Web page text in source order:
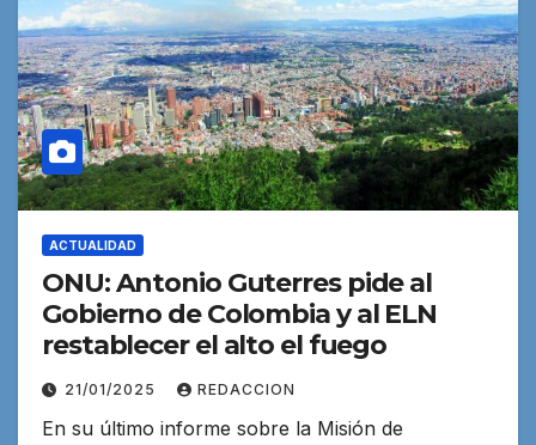
ACTUALIDAD
ONU: Antonio Guterres pide al
Gobierno de Colombia y al ELN
restablecer el alto el fuego
21/01/2025 REDACCION
En su último informe sobre la Misión de